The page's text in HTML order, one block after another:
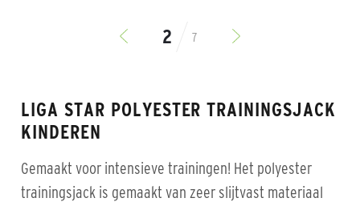
7
LIGA STAR POLYESTER TRAININGSJACK
KINDEREN
Gemaakt voor intensieve trainingen! Het polyester
trainingsjack is gemaakt van zeer slijtvast materiaal